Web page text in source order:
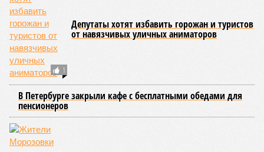
1
Депутаты хотят избавить горожан и туристов
от навязчивых уличных аниматоров
В Петербурге закрыли кафе с бесплатными обедами для
пенсионеров